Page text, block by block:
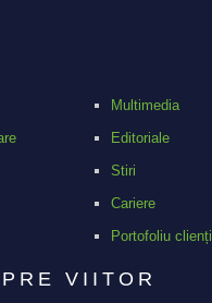
Multimedia
Editoriale
Stiri
Cariere
Portofoliu clienți
VIITOR